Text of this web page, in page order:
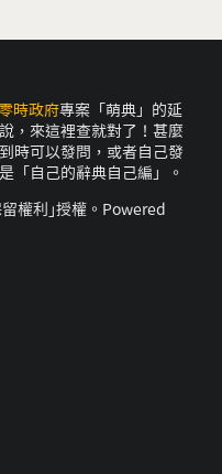
時政府專案「萌典」的延
，來這裡查就對了！甚麼
時可以發問，或者自己發
「自己的辭典自己編」。
權利｣授權。Powered